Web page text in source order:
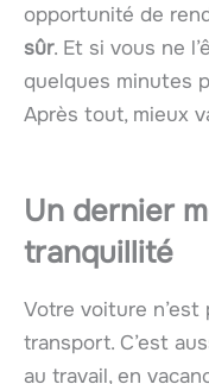
opportunité de
sûr. Et si vous ne
quelques minutes
Après tout, mieux
Un dernier
tranquillité
Votre voiture
transport. C’est
au travail, en